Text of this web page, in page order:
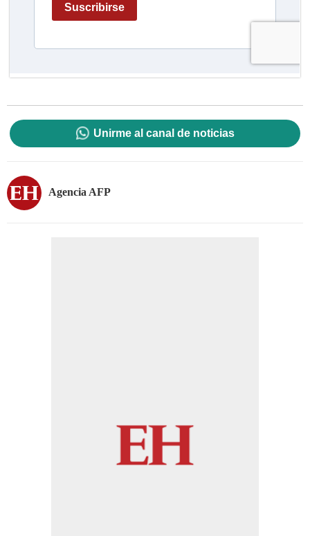
Unirme al canal de noticias
Agencia AFP